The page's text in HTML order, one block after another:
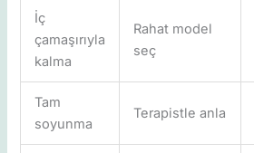
İç
çamaşırıyla
kalma
Rahat model
seç
Tam
soyunma
Terapistle anla